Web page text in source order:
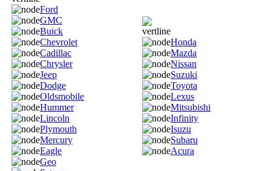
Ford
GMC
Buick
Chevrolet
Cadillac
Chrysler
Jeep
Dodge
Oldsmobile
Hummer
Lincoln
Plymouth
Mercury
Eagle
Geo
Honda
Mazda
Nissan
Suzuki
Toyota
Lexus
Mitsubishi
Infinity
Isuzu
Subaru
Acura